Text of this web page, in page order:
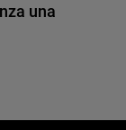
una